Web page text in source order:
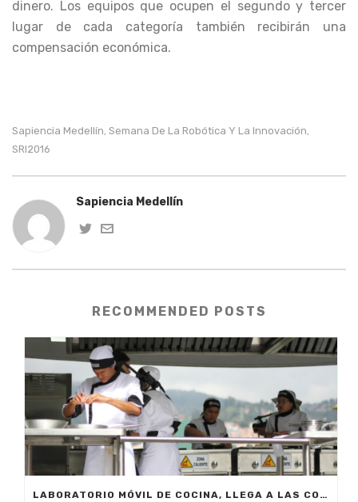
dinero. Los equipos que ocupen el segundo y tercer
lugar de cada categoría también recibirán una
compensación económica.
Sapiencia Medellín Semana De La Robótica Y La Innovación
SRI2016
Sapiencia Medellín
RECOMMENDED POSTS
LABORATORIO MÓVIL DE COCINA, LLEGA A LAS COMUNAS Y CORREGIMIENTOS DE LA CIUDAD.